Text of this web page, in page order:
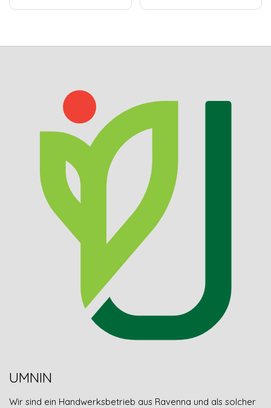
UMNIN
Wir sind ein Handwerksbetrieb aus Ravenna und als solcher